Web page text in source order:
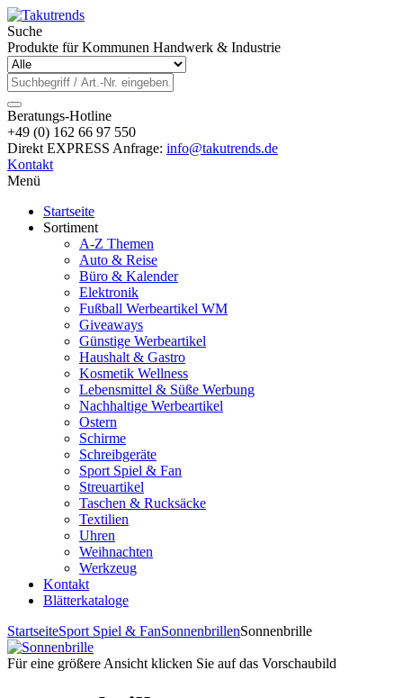
Suche
Produkte für Kommunen Handwerk & Industrie
Beratungs-Hotline
+49 (0) 162 66 97 550
Direkt EXPRESS Anfrage: info@takutrends.de
Kontakt
Menü
Startseite
Sortiment
A-Z Themen
Auto & Reise
Büro & Kalender
Elektronik
Fußball Werbeartikel WM
Giveaways
Günstige Werbeartikel
Haushalt & Gastro
Kosmetik Wellness
Lebensmittel & Süße Werbung
Nachhaltige Werbeartikel
Ostern
Schirme
Schreibgeräte
Sport Spiel & Fan
Streuartikel
Taschen & Rucksäcke
Textilien
Uhren
Weihnachten
Werkzeug
Kontakt
Blätterkataloge
StartseiteSport Spiel & FanSonnenbrillenSonnenbrille
Für eine größere Ansicht klicken Sie auf das Vorschaubild